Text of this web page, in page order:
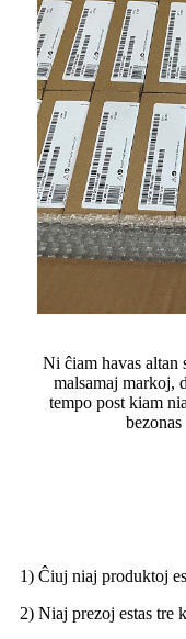
Ni ĉiam havas altan
malsamaj markoj,
tempo post kiam
1) Ĉiuj niaj produktoj
2) Niaj prezoj estas tre